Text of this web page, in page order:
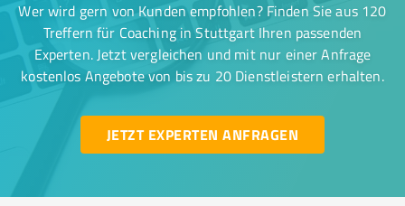
Wer wird gern von Kunden empfohlen? Finden Sie aus 120
Treffern für Coaching in Stuttgart Ihren passenden
Experten. Jetzt vergleichen und mit nur einer Anfrage
kostenlos Angebote von bis zu 20 Dienstleistern erhalten.
JETZT EXPERTEN ANFRAGEN